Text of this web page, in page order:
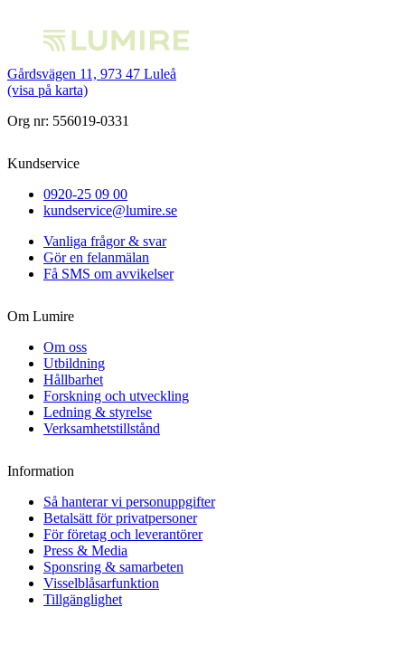
Gårdsvägen 11, 973 47 Luleå
(visa på karta)
Org nr: 556019-0331
Kundservice
0920-25 09 00
kundservice@lumire.se
Vanliga frågor & svar
Gör en felanmälan
Få SMS om avvikelser
Om Lumire
Om oss
Utbildning
Hållbarhet
Forskning och utveckling
Ledning & styrelse
Verksamhetstillstånd
Information
Så hanterar vi personuppgifter
Betalsätt för privatpersoner
För företag och leverantörer
Press & Media
Sponsring & samarbeten
Visselblåsarfunktion
Tillgänglighet